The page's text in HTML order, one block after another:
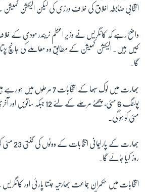
انتخابی ضابطہ اخلاق کی خلاف ورزی کی لیکن الیکشن کمیشن
کیں ہیں۔ الیکشن کمیشن کے مطابق وہ معاملے کی جانچ
گا۔
بھارت میں لوک سبھا کے انتخابات 7
مئی کو ہو گی۔
بھارت کے
روز کیا جائے گا۔
انتخابات میں حکمران جماعت بھارتیہ جنتا پارٹی اور